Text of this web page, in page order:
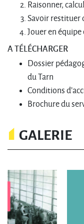
Raisonner,
Savoir restituer
Jouer en
A TÉLÉCHARGER
Dossier
du Tarn
Conditions
Brochure du
GALERIE